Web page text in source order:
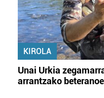
KIROLA
Unai Urkia
arrantzako